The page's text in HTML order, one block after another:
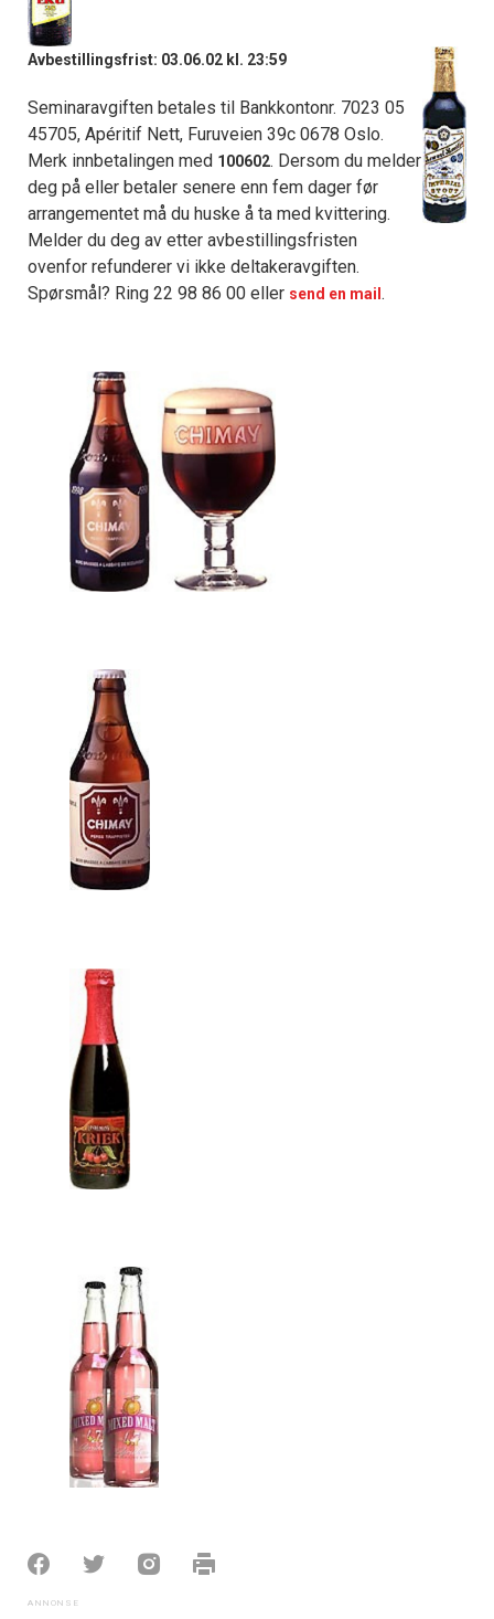
Avbestillingsfrist: 03.06.02 kl. 23:59
Seminaravgiften betales til Bankkontonr. 7023 05
45705, Apéritif Nett, Furuveien 39c 0678 Oslo.
Merk innbetalingen med 100602. Dersom du melder
deg på eller betaler senere enn fem dager før
arrangementet må du huske å ta med kvittering.
Melder du deg av etter avbestillingsfristen
ovenfor refunderer vi ikke deltakeravgiften.
Spørsmål? Ring 22 98 86 00 eller send en mail .